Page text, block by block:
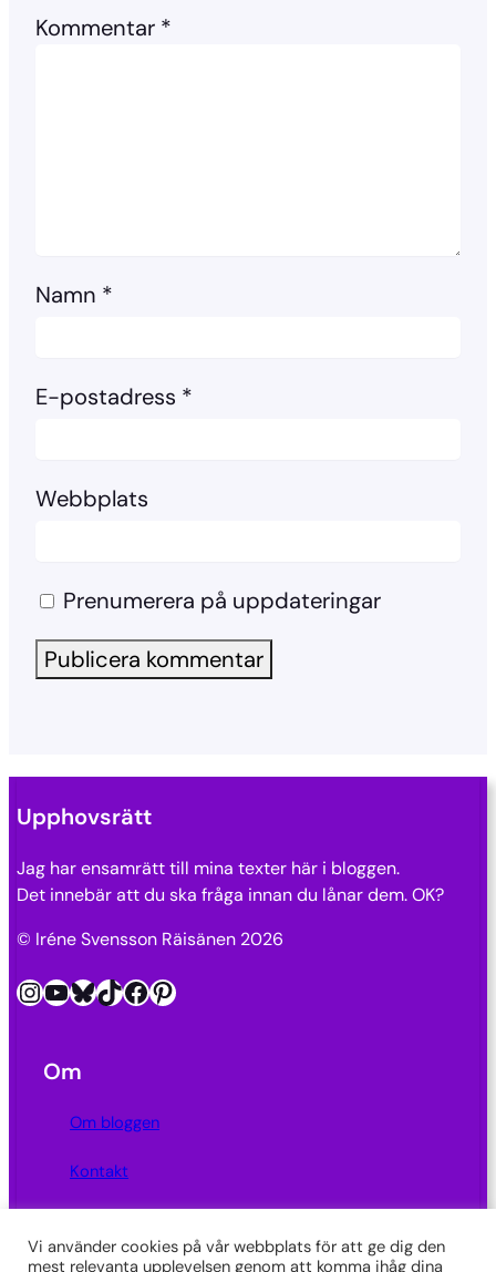
Kommentar *
Namn *
E-postadress *
Webbplats
Prenumerera på uppdateringar
Upphovsrätt
Jag har ensamrätt till mina texter här i bloggen.
Det innebär att du ska fråga innan du lånar dem. OK?
© Iréne Svensson Räisänen 2026
InstagramYouTube Bluesky TikTok Facebook Pinterest
Om
Om bloggen
Kontakt
Vi använder cookies på vår webbplats för att ge dig den
mest relevanta upplevelsen genom att komma ihåg dina